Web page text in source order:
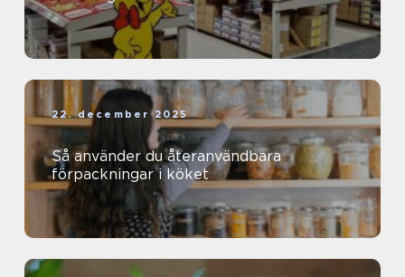
22. december 2025
Så använder du återanvändbara
förpackningar i köket